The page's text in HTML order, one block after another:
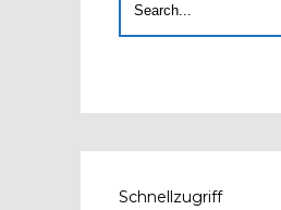
Schnellzugriff